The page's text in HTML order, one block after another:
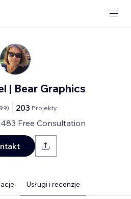
| Bear Graphics
) 203 Projekty
+1 (508) 572-4483 Free Consultation
Usługi i recenzje